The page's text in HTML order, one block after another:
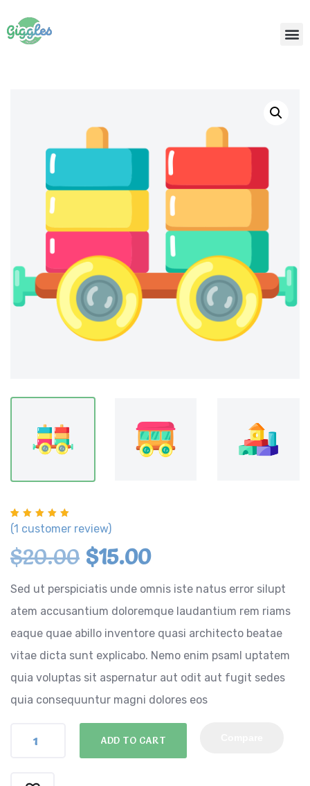
Rated5.00out of 5 based on
1
(1 customer review)
$20.00 $15.00
Sed ut perspiciatis unde omnis iste natus error silupt
atem accusantium doloremque laudantium rem riams
eaque quae abillo inventore quasi architecto beatae
vitae dicta sunt explicabo. Nemo enim psaml uptatem
quia voluptas sit aspernatur aut odit aut fugit sedes
quia consequuntur magni dolores eos
ADD TO CART